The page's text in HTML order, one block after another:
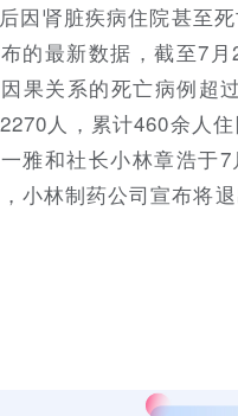
因肾脏疾病住院甚至
的最新数据，截至7
果关系的死亡病例超
人，累计460余人
雅和社长小林章浩于7
小林制药公司宣布将